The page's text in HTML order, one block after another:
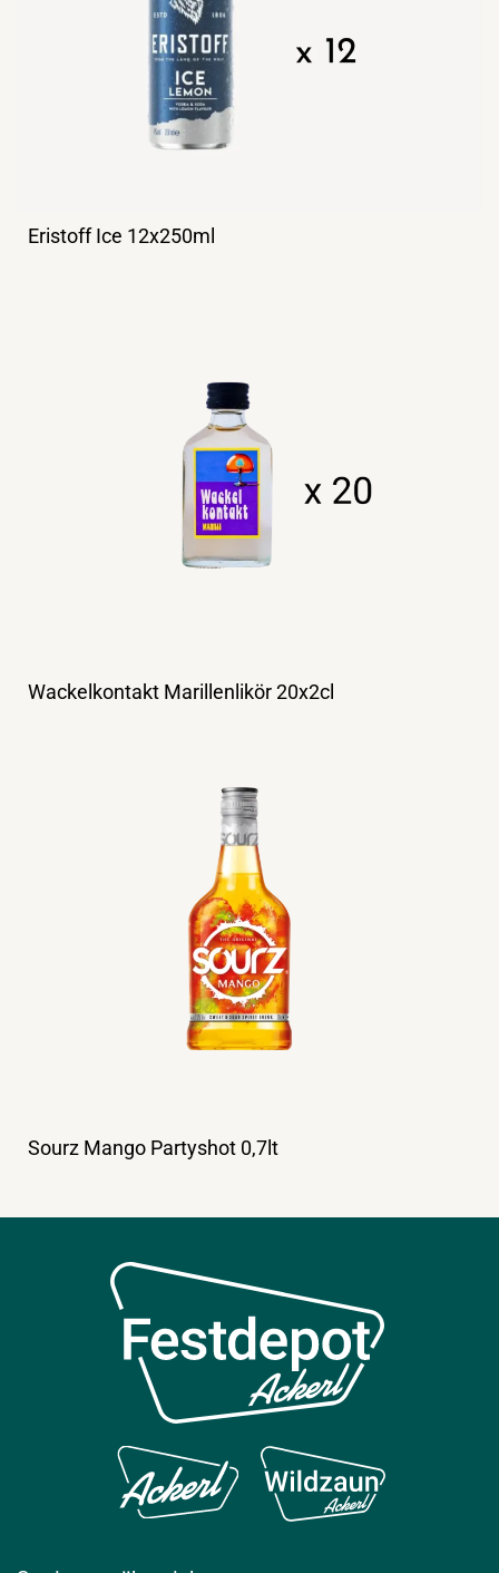
Eristoff Ice 12x250ml
Wackelkontakt Marillenlikör 20x2cl
Sourz Mango Partyshot 0,7lt